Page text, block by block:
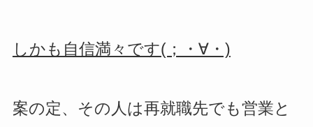
しかも自信満々です(；・∀・)
案の定、その人は再就職先でも営業と